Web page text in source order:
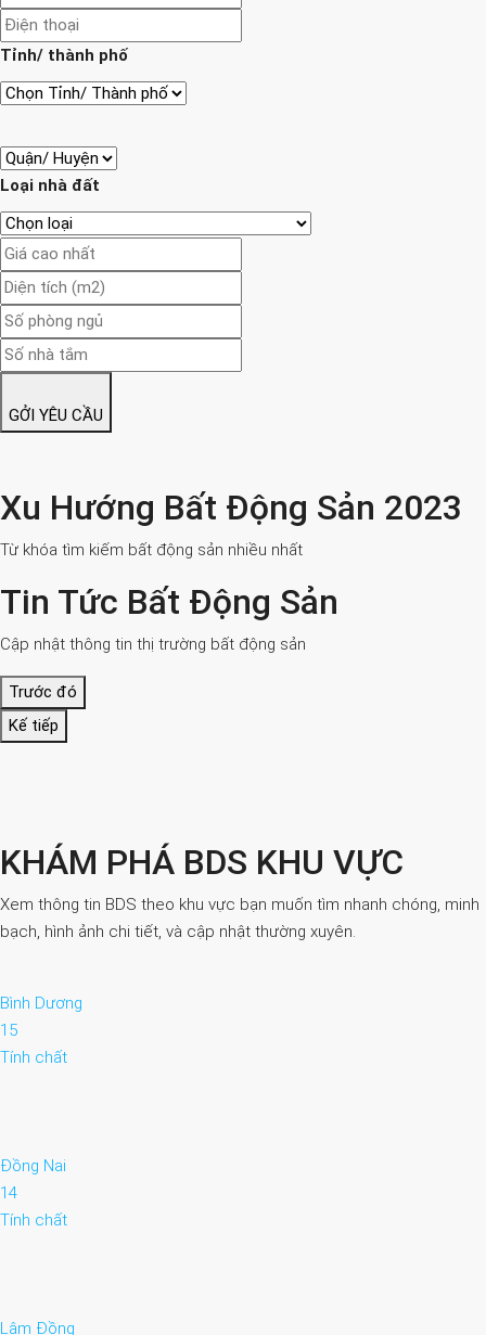
Tỉnh/ thành phố
Loại nhà đất
GỞI YÊU CẦU
Xu Hướng Bất Động Sản 2023
Từ khóa tìm kiếm bất động sản nhiều nhất
Tin Tức Bất Động Sản
Cập nhật thông tin thị trường bất động sản
Trước đó
Kế tiếp
KHÁM PHÁ BDS KHU VỰC
Xem thông tin BDS theo khu vực bạn muốn tìm nhanh chóng, minh
bạch, hình ảnh chi tiết, và cập nhật thường xuyên.
Bình Dương
15
Tính chất
Đồng Nai
14
Tính chất
Lâm Đồng